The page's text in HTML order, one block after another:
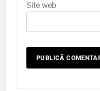
Site web